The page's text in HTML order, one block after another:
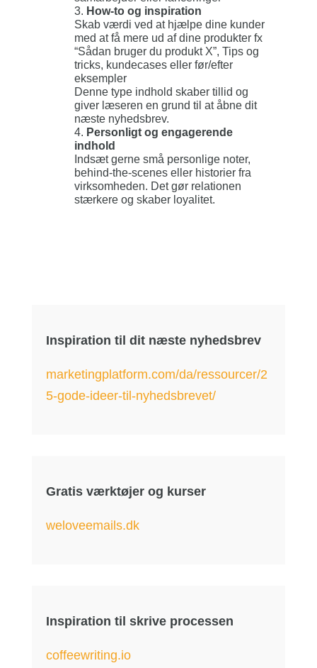
How-to og inspiration
Skab værdi ved at hjælpe dine kunder
med at få mere ud af dine produkter fx
“Sådan bruger du produkt X”, Tips og
tricks, kundecases eller før/efter
eksempler
Denne type indhold skaber tillid og
giver læseren en grund til at åbne dit
næste nyhedsbrev.
Personligt og engagerende
indhold
Indsæt gerne små personlige noter,
behind-the-scenes eller historier fra
virksomheden. Det gør relationen
stærkere og skaber loyalitet.
Inspiration til dit næste nyhedsbrev
marketingplatform.com/da/ressourcer/2
5-gode-ideer-til-nyhedsbrevet/
Gratis værktøjer og kurser
weloveemails.dk
Inspiration til skrive processen
coffeewriting.io